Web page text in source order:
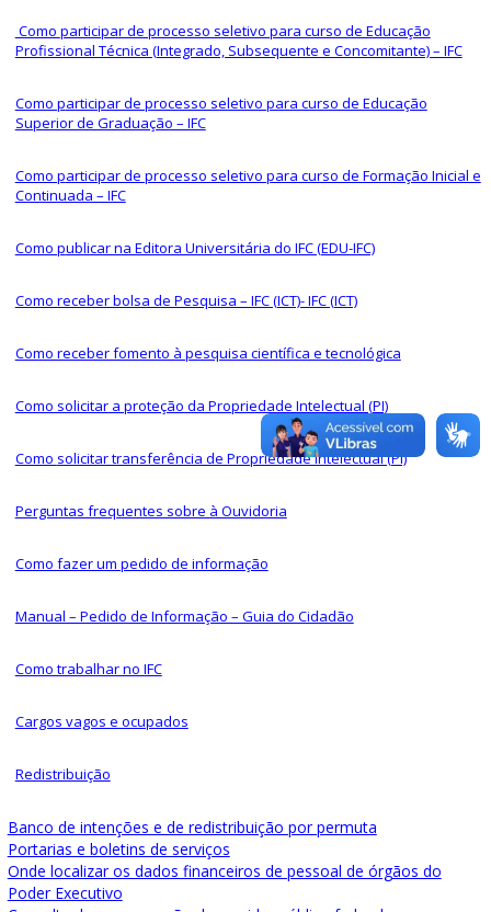
Como participar de processo seletivo para curso de Educação
Profissional Técnica (Integrado, Subsequente e Concomitante) – IFC
Como participar de processo seletivo para curso de Educação
Superior de Graduação – IFC
Como participar de processo seletivo para curso de Formação Inicial e
Continuada – IFC
Como publicar na Editora Universitária do IFC (EDU-IFC)
Como receber bolsa de Pesquisa – IFC (ICT)- IFC (ICT)
Como receber fomento à pesquisa científica e tecnológica
Como solicitar a proteção da Propriedade Intelectual (PI)
Como solicitar transferência de Propriedade Intelectual (PI)
Perguntas frequentes sobre à Ouvidoria
Como fazer um pedido de informação
Manual – Pedido de Informação – Guia do Cidadão
Como trabalhar no IFC
Cargos vagos e ocupados
Redistribuição
Banco de intenções e de redistribuição por permuta
Portarias e boletins de serviços
Onde localizar os dados financeiros de pessoal de órgãos do
Poder Executivo